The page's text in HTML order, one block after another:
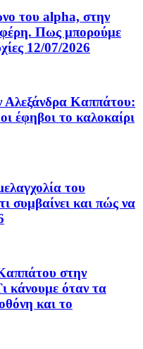
του alpha, στην
Πως μπορούμε
12/07/2026
Αλεξάνδρα Καππάτου:
έφηβοι το καλοκαίρι
του
συμβαίνει και πώς να
στην
κάνουμε όταν τα
και το